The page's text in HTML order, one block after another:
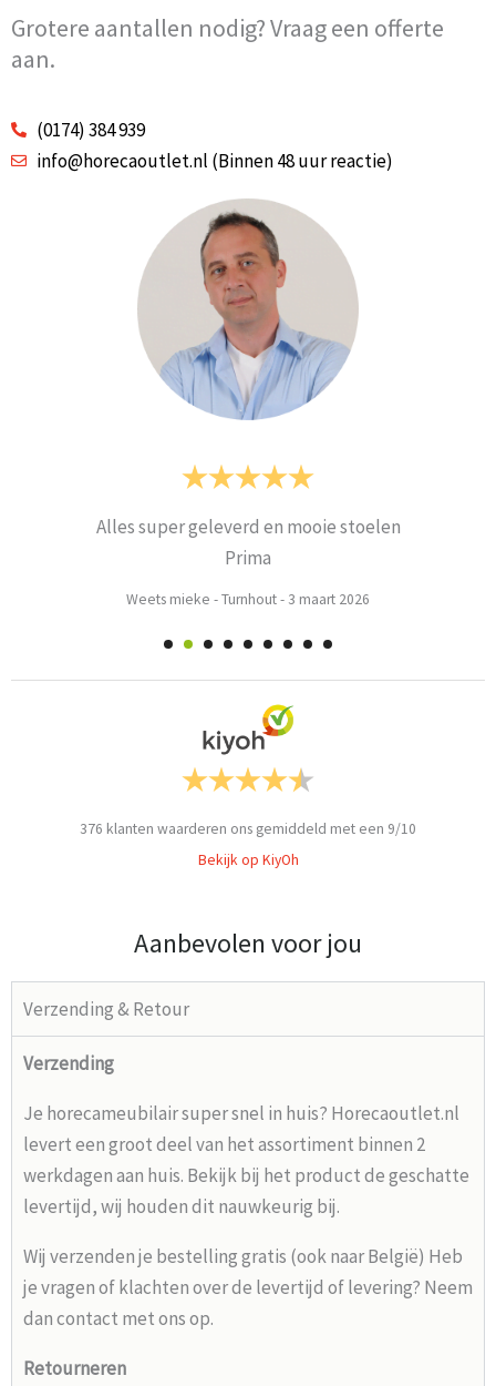
Grotere aantallen nodig? Vraag een offerte
aan.
(0174) 384 939
info@horecaoutlet.nl (Binnen 48 uur reactie)
Alles super geleverd en mooie stoelen
Prima
Weets mieke -Turnhout- 3 maart 2026
376 klanten waarderen ons gemiddeld met een 9/10
Bekijk op KiyOh
Aanbevolen voor jou
Verzending & Retour
Verzending
Je horecameubilair super snel in huis? Horecaoutlet.nl
levert een groot deel van het assortiment binnen 2
werkdagen aan huis. Bekijk bij het product de geschatte
levertijd, wij houden dit nauwkeurig bij.
Wij verzenden je bestelling gratis (ook naar België) Heb
je vragen of klachten over de levertijd of levering? Neem
dan contact met ons op.
Retourneren